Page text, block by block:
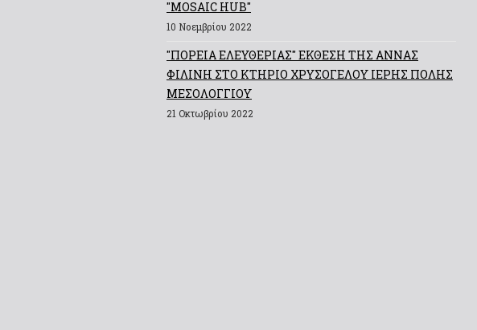
"MOSAIC HUB"
10 Νοεμβρίου 2022
"ΠΟΡΕΙΑ ΕΛΕΥΘΕΡΙΑΣ" ΕΚΘΕΣΗ ΤΗΣ ΑΝΝΑΣ
ΦΙΛΙΝΗ ΣΤΟ ΚΤΗΡΙΟ ΧΡΥΣΟΓΕΛΟΥ ΙΕΡΗΣ ΠΟΛΗΣ
ΜΕΣΟΛΟΓΓΙΟΥ
21 Οκτωβρίου 2022